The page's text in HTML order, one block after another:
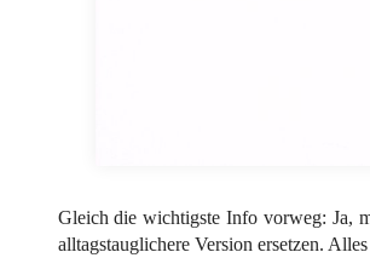
Gleich die wichtigste Info vorweg: Ja,
alltagstauglichere Version ersetzen.